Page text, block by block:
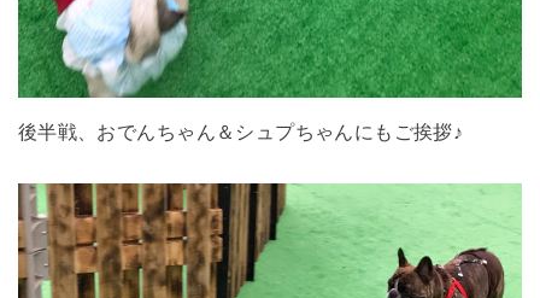
後半戦、おでんちゃん＆シュプちゃんにもご挨拶♪